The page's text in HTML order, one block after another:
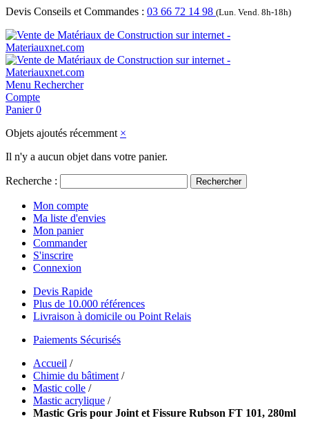
Devis Conseils et Commandes : 03 66 72 14 98 (Lun. Vend. 8h-18h)
Menu Rechercher
Compte
Panier 0
Objets ajoutés récemment ×
Il n'y a aucun objet dans votre panier.
Recherche : Rechercher
Mon compte
Ma liste d'envies
Mon panier
Commander
S'inscrire
Connexion
Devis Rapide
Plus de 10.000 références
Livraison à domicile ou Point Relais
Paiements Sécurisés
Accueil /
Chimie du bâtiment /
Mastic colle /
Mastic acrylique /
Mastic Gris pour Joint et Fissure Rubson FT 101, 280ml